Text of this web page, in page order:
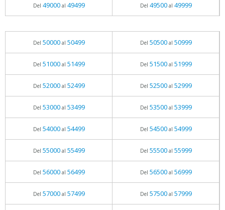
Del 49000al 49499 Del 49500al 49999
Del 50000al 50499 Del 50500al 50999
Del 51000al 51499 Del 51500al 51999
Del 52000al 52499 Del 52500al 52999
Del 53000al 53499 Del 53500al 53999
Del 54000al 54499 Del 54500al 54999
Del 55000al 55499 Del 55500al 55999
Del 56000al 56499 Del 56500al 56999
Del 57000al 57499 Del 57500al 57999